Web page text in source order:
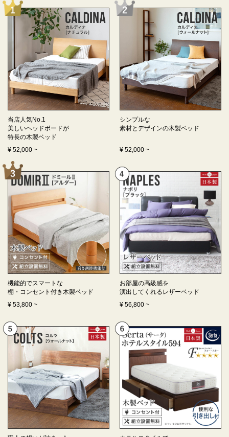
当店人気No.1
美しいヘッドボードが
特長の木製ベッド
¥ 52,000 ~
シンプルな
素材とデザインの木製ベッド
¥ 52,000 ~
機能的でスマートな
棚・コンセント付き木製ベッド
¥ 53,800 ~
お部屋の高級感を
演出してくれるレザーベッド
¥ 56,800 ~